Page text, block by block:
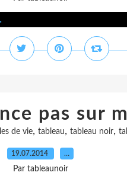
pas sur
de vie, tableau, tableau noir,
19.07.2014 …
Par tableaunoir